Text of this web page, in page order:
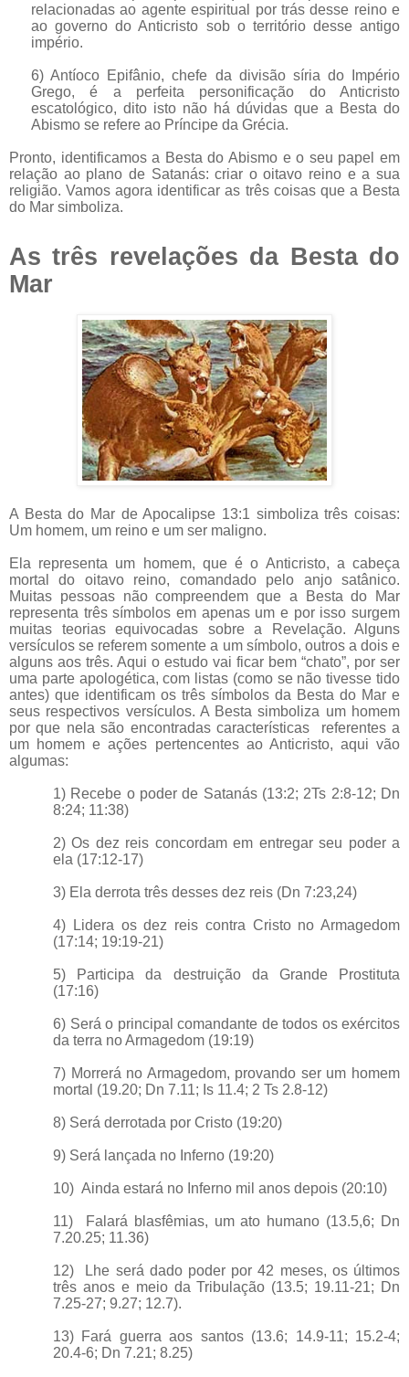
relacionadas ao agente espiritual por trás desse reino e
ao governo do Anticristo sob o território desse antigo
império.
6) Antíoco Epifânio, chefe da divisão síria do Império
Grego, é a perfeita personificação do Anticristo
escatológico, dito isto não há dúvidas que a Besta do
Abismo se refere ao Príncipe da Grécia.
Pronto, identificamos a Besta do Abismo e o seu papel em
relação ao plano de Satanás: criar o oitavo reino e a sua
religião. Vamos agora identificar as três coisas que a Besta
do Mar simboliza.
As três revelações da Besta do
Mar
A Besta do Mar de Apocalipse 13:1 simboliza três coisas:
Um homem, um reino e um ser maligno.
Ela representa um homem, que é o Anticristo, a cabeça
mortal do oitavo reino, comandado pelo anjo satânico.
Muitas pessoas não compreendem que a Besta do Mar
representa três símbolos em apenas um e por isso surgem
muitas teorias equivocadas sobre a Revelação. Alguns
versículos se referem somente a um símbolo, outros a dois e
alguns aos três. Aqui o estudo vai ficar bem “chato”, por ser
uma parte apologética, com listas (como se não tivesse tido
antes) que identificam os três símbolos da Besta do Mar e
seus respectivos versículos. A Besta simboliza um homem
por que nela são encontradas características referentes a
um homem e ações pertencentes ao Anticristo, aqui vão
algumas:
1) Recebe o poder de Satanás (13:2; 2Ts 2:8-12; Dn
8:24; 11:38)
2) Os dez reis concordam em entregar seu poder a
ela (17:12-17)
3) Ela derrota três desses dez reis (Dn 7:23,24)
4) Lidera os dez reis contra Cristo no Armagedom
(17:14; 19:19-21)
5) Participa da destruição da Grande Prostituta
(17:16)
6) Será o principal comandante de todos os exércitos
da terra no Armagedom (19:19)
7) Morrerá no Armagedom, provando ser um homem
mortal (19.20; Dn 7.11; Is 11.4; 2 Ts 2.8-12)
8) Será derrotada por Cristo (19:20)
9) Será lançada no Inferno (19:20)
10) Ainda estará no Inferno mil anos depois (20:10)
11) Falará blasfêmias, um ato humano (13.5,6; Dn
7.20.25; 11.36)
12) Lhe será dado poder por 42 meses, os últimos
três anos e meio da Tribulação (13.5; 19.11-21; Dn
7.25-27; 9.27; 12.7).
13) Fará guerra aos santos (13.6; 14.9-11; 15.2-4;
20.4-6; Dn 7.21; 8.25)